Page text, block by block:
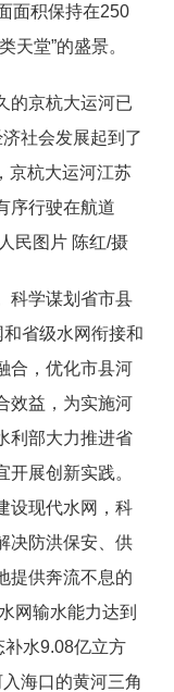
面积保持在250
天堂”的盛景。
的京杭大运河已
社会发展起到了
京杭大运河江苏
序行驶在航道
民图片 陈红/摄
科学谋划省市县
和省级水网衔接和
合，优化市县河
效益，为实施河
利部大力推进省
展创新实践。
设现代水网，科
决防洪保安、供
提供奔流不息的
网输水能力达到
水9.08亿立方
海口的黄河三角